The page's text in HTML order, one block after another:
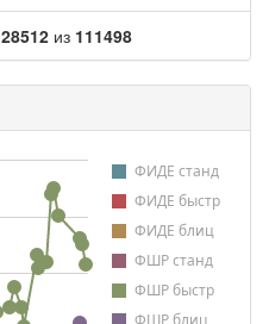
28512 из 111498
ФИДЕ станд
ФИДЕ быстр
ФИДЕ блиц
ФШР станд
ФШР быстр
ФШР блиц